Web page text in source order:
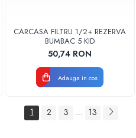
CARCASA FILTRU 1/2+ REZERVA
BUMBAC 5 KID
50,74 RON
Adauga in cos
1 2 3 ... 13